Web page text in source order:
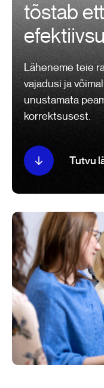
tõstab
Läheneme teie
vajadusi ja
unustamata
korrektsusest.
Tutvu